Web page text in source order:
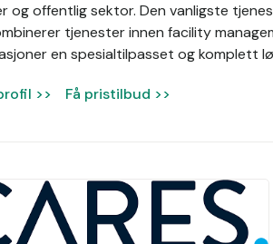
og offentlig sektor. Den vanligste
tjenester innen facility
en spesialtilpasset og komplett
>> Få pristilbud >>